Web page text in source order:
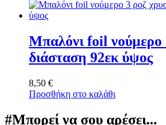
Μπαλόνι foil νούμερο
διάσταση 92εκ ύψος
8,50 €
Προσθήκη στο καλάθι
#Μπορεί να σου αρέσει...